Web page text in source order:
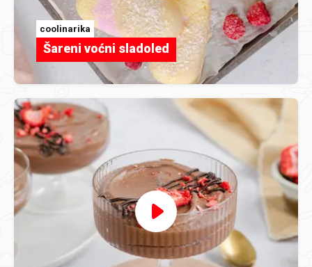
coolinarika
Šareni voćni sladoled